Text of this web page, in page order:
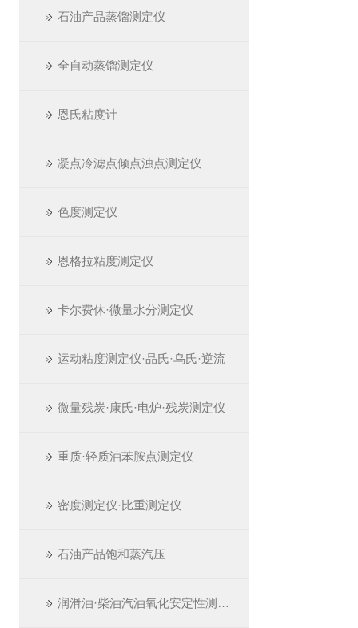
石油产品蒸馏测定仪
全自动蒸馏测定仪
恩氏粘度计
凝点冷滤点倾点浊点测定仪
色度测定仪
恩格拉粘度测定仪
卡尔费休·微量水分测定仪
运动粘度测定仪·品氏·乌氏·逆流
微量残炭·康氏·电炉·残炭测定仪
重质·轻质油苯胺点测定仪
密度测定仪·比重测定仪
石油产品饱和蒸汽压
润滑油·柴油汽油氧化安定性测定仪